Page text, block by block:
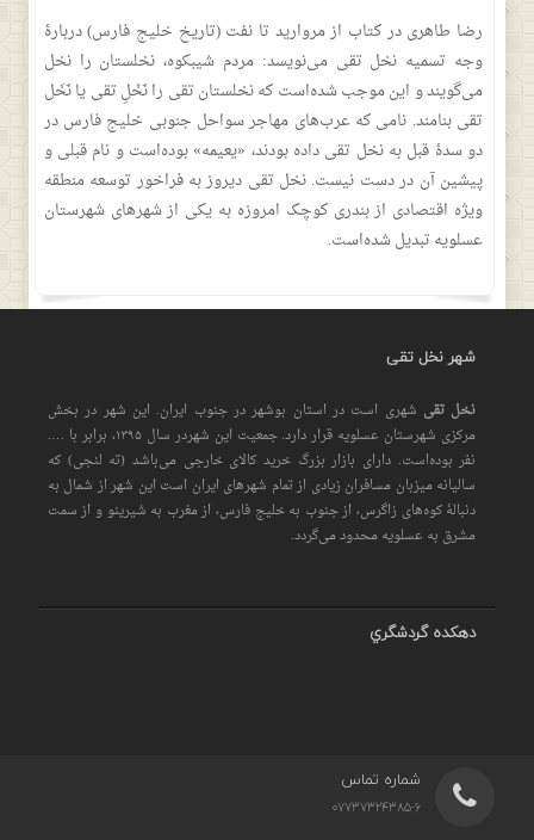
رضا طاهری در کتاب از مروارید تا نفت (تاریخ خلیج فارس) دربارهٔ
وجه تسمیه نخل تقی می‌نویسد: مردم شیبکوه، نخلستان را نخل
می‌گویند و این موجب شده‌است که نخلستان تقی را نَخْلِ تقی یا نَخَل
تقی بنامند. نامی که عرب‌های مهاجر سواحل جنوبی خلیج فارس در
دو سدهٔ قبل به نخل تقی داده بودند، «یعیمه» بوده‌است و نام قبلی و
پیشین آن در دست نیست. نخل تقی دیروز به فراخور توسعه منطقه
ویژه اقتصادی از بندری کوچک امروزه به یکی از شهرهای شهرستان
عسلویه تبدیل شده‌است.
شهر نخل تقی
نخل تقی شهری است در استان بوشهر در جنوب ایران. این شهر در بخش
مرکزی شهرستان عسلویه قرار دارد. جمعیت این شهردر سال ۱۳۹۵، برابر با ….
نفر بوده‌است. دارای بازار بزرگ خرید کالای خارجی می‌باشد (ته لنجی) که
سالیانه میزبان مسافران زیادی از تمام شهرهای ایران است اين شهر از شمال به
دنبالهٔ کوه‌های زاگرس، از جنوب به خلیج فارس، از مغرب به شیرینو و از سمت
مشرق به عسلویه محدود می‌گردد.
دهكده گردشگري
شماره تماس
07737324385-6